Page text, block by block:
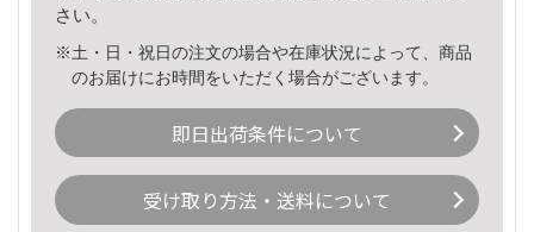
さい。
※土・日・祝日の注文の場合や在庫状況によって、商品
のお届けにお時間をいただく場合がございます。
即日出荷条件について
受け取り方法・送料について